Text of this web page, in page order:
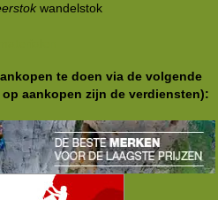
wandelstok
te doen via de volgende
aankopen zijn de verdiensten):